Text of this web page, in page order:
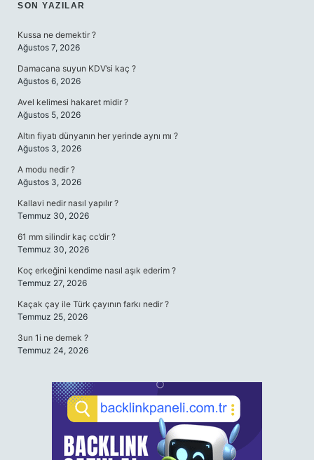
SIDEBAR
SON YAZILAR
Kussa ne demektir ?
Ağustos 7, 2026
Damacana suyun KDV’si kaç ?
Ağustos 6, 2026
Avel kelimesi hakaret midir ?
Ağustos 5, 2026
Altın fiyatı dünyanın her yerinde aynı mı ?
Ağustos 3, 2026
A modu nedir ?
Ağustos 3, 2026
Kallavi nedir nasıl yapılır ?
Temmuz 30, 2026
61 mm silindir kaç cc’dir ?
Temmuz 30, 2026
Koç erkeğini kendime nasıl aşık ederim ?
Temmuz 27, 2026
Kaçak çay ile Türk çayının farkı nedir ?
Temmuz 25, 2026
3un 1i ne demek ?
Temmuz 24, 2026